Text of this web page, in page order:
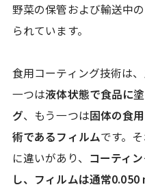
野菜の保管および輸送中
られています。
食用コーティング技術は
一つは液体状態で食品に
グ、もう一つは固体の食
術であるフィルムです。
に違いがあり、 コーティ
し、フィルムは通常